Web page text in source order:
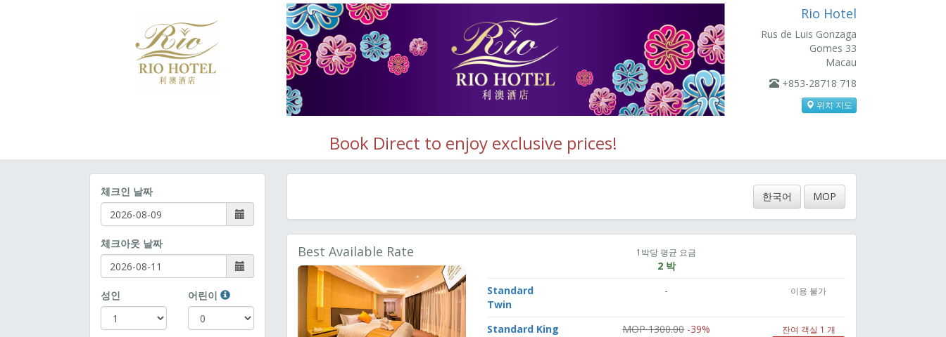
Rio Hotel
Rus de Luis Gonzaga
Gomes 33
Macau
+853-28718 718
위치 지도
Book Direct to enjoy exclusive prices!
체크인 날짜
체크아웃 날짜
성인 어린이
한국어 MOP
Best Available Rate 1박당 평균 요금
2 박
Standard
Twin
- 이용 불가
Standard King MOP 1300.00 -39% 잔여 객실 1 개